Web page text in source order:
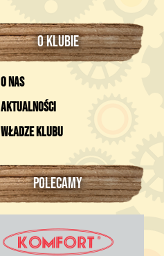
O KLUBIE
O nas
Aktualności
Władze klubu
POLECAMY